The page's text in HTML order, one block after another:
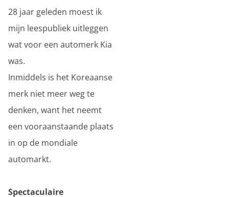
28 jaar geleden moest ik
mijn leespubliek uitleggen
wat voor een automerk Kia
was.
Inmiddels is het Koreaanse
merk niet meer weg te
denken, want het neemt
een vooraanstaande plaats
in op de mondiale
automarkt.
Spectaculaire